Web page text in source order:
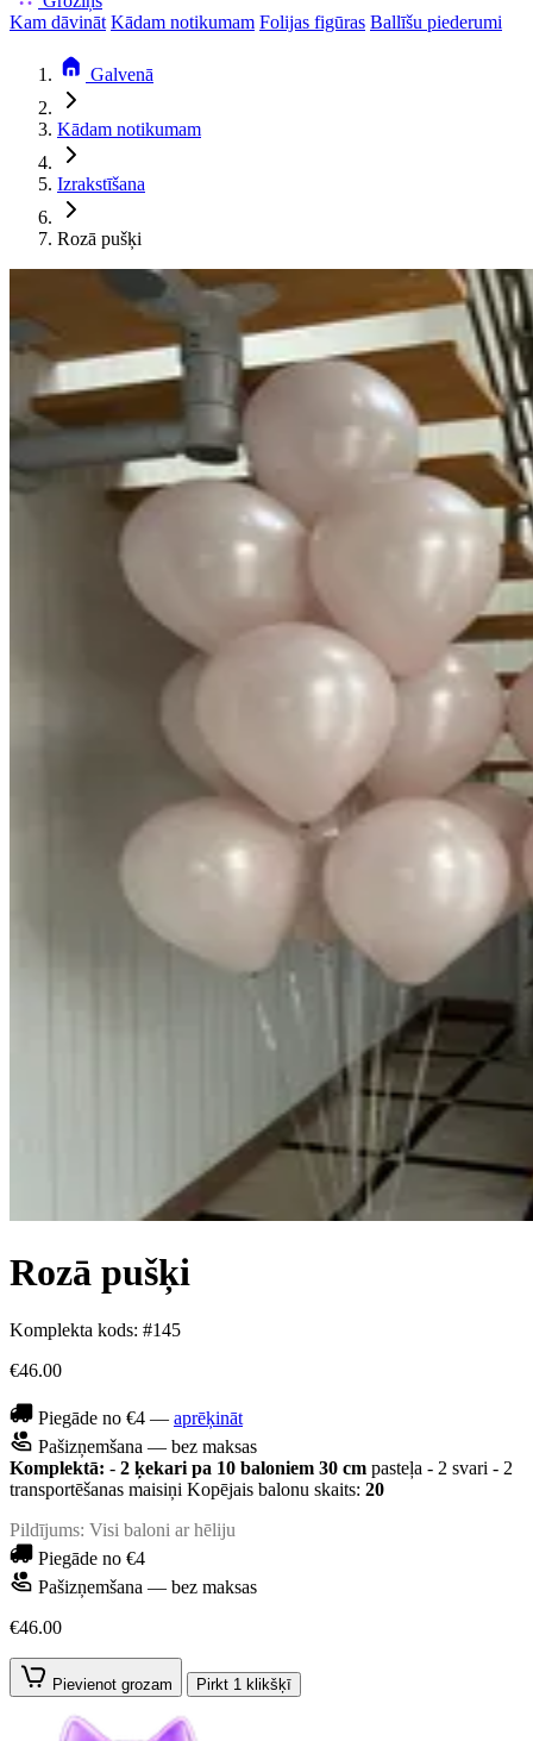
Kam dāvināt Kādam notikumam Folijas figūras Ballīšu piederumi
Galvenā
Kādam notikumam
Izrakstīšana
Rozā pušķi
Rozā pušķi
Komplekta kods: #145
€46.00
Piegāde no €4 — aprēķināt
Pašizņemšana — bez maksas
Komplektā: - 2 ķekari pa 10 baloniem 30 cm pasteļa - 2 svari - 2
transportēšanas maisiņi Kopējais balonu skaits: 20
Pildījums: Visi baloni ar hēliju
Piegāde no €4
Pašizņemšana — bez maksas
€46.00
Pievienot grozam Pirkt 1 klikšķī